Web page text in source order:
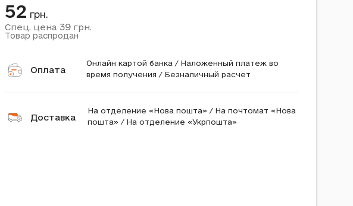
52 грн.
Спец. цена 39 грн.
Товар распродан
Оплата
Онлайн картой банка / Наложенный платеж во
время получения / Безналичный расчет
Доставка
На отделение «Нова пошта» / На почтомат «Нова
пошта» / На отделение «Укрпошта»